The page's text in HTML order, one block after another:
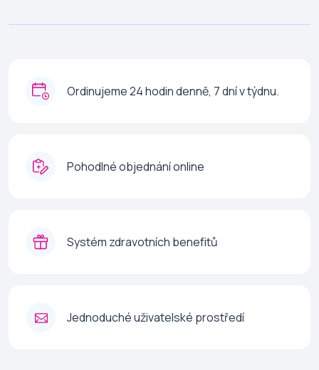
Ordinujeme 24 hodin denně, 7 dní v týdnu.
Pohodlné objednání online
Systém zdravotních benefitů
Jednoduché uživatelské prostředí